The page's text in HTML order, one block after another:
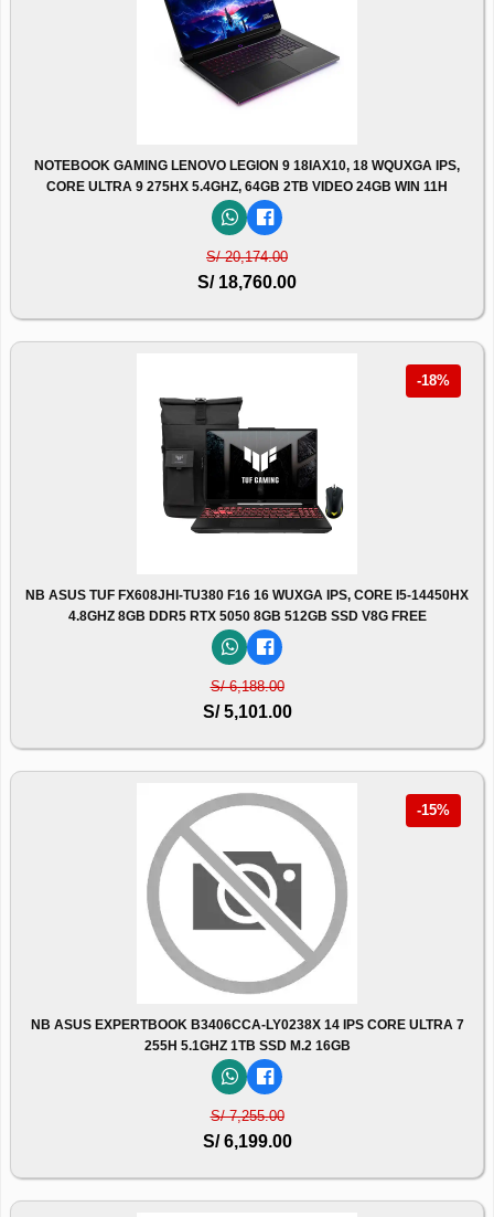
NOTEBOOK GAMING LENOVO LEGION 9 18IAX10, 18 WQUXGA IPS,
CORE ULTRA 9 275HX 5.4GHZ, 64GB 2TB VIDEO 24GB WIN 11H
S/ 20,174.00
S/ 18,760.00
-18%
NB ASUS TUF FX608JHI-TU380 F16 16 WUXGA IPS, CORE I5-14450HX
4.8GHZ 8GB DDR5 RTX 5050 8GB 512GB SSD V8G FREE
S/ 6,188.00
S/ 5,101.00
-15%
NB ASUS EXPERTBOOK B3406CCA-LY0238X 14 IPS CORE ULTRA 7
255H 5.1GHZ 1TB SSD M.2 16GB
S/ 7,255.00
S/ 6,199.00